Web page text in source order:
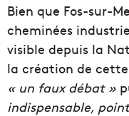
Bien que Fos-sur-
cheminées
visible depuis la
la création de
« un faux débat »
indispensable,